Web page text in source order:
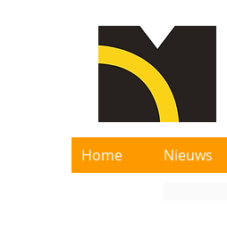
Home Nieuws